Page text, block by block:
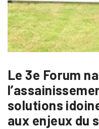
Le 3e Forum
solutions
aux enjeux du